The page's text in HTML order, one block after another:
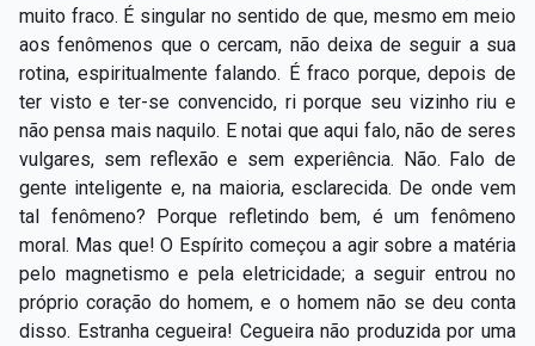
muito fraco. É singular no sentido de que, mesmo em meio
aos fenômenos que o cercam, não deixa de seguir a sua
rotina, espiritualmente falando. É fraco porque, depois de
ter visto e ter-se convencido, ri porque seu vizinho riu e
não pensa mais naquilo. E notai que aqui falo, não de seres
vulgares, sem reflexão e sem experiência. Não. Falo de
gente inteligente e, na maioria, esclarecida. De onde vem
tal fenômeno? Porque refletindo bem, é um fenômeno
moral. Mas que! O Espírito começou a agir sobre a matéria
pelo magnetismo e pela eletricidade; a seguir entrou no
próprio coração do homem, e o homem não se deu conta
disso. Estranha cegueira! Cegueira não produzida por uma